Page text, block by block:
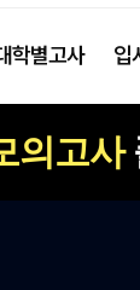
학별고사 입
의고사